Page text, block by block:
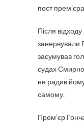
пост
Після
занервували
засумував
судах
не радив
самому.
Прем’єр